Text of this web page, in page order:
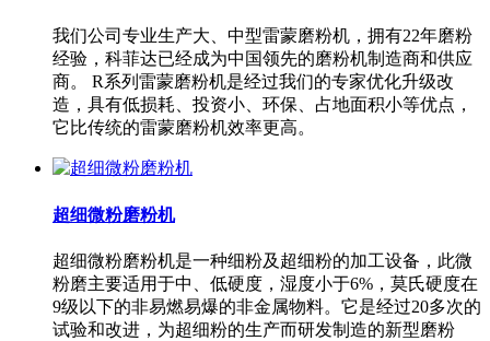
我们公司专业生产大、中型雷蒙磨粉机，拥有22年磨粉
经验，科菲达已经成为中国领先的磨粉机制造商和供应
商。 R系列雷蒙磨粉机是经过我们的专家优化升级改
造，具有低损耗、投资小、环保、占地面积小等优点，
它比传统的雷蒙磨粉机效率更高。
超细微粉磨粉机
超细微粉磨粉机是一种细粉及超细粉的加工设备，此微
粉磨主要适用于中、低硬度，湿度小于6%，莫氏硬度在
9级以下的非易燃易爆的非金属物料。它是经过20多次的
试验和改进，为超细粉的生产而研发制造的新型磨粉